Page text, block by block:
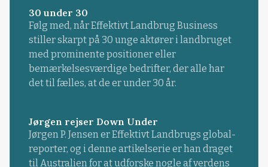
30 under 30
Følg med, når Effektivt Landbrug Business
stiller skarpt på 30 unge aktører i landbruget
med prominente positioner eller
bemærkelsesværdige bedrifter, der alle har
det til fælles, at de er under 30 år.
Jørgen rejser Down Under
Jørgen P. Jensen er Effektivt Landbrugs global-
reporter, og i denne artikelserie er han draget
til Australien for at udforske nogle af verdens